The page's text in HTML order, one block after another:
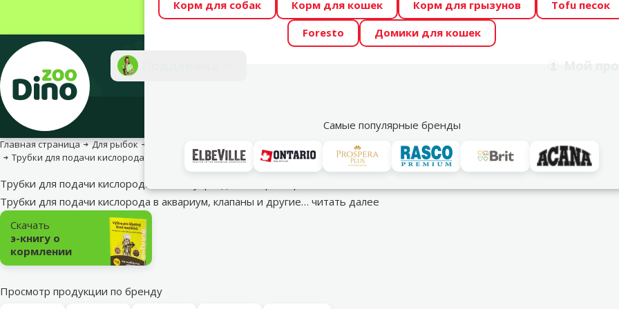
Весь месяц Dino Zoo предлагает отличные цены на ТОП-овые корма! 🍖
Фотоконкурс “GADA ŪSAIŅI”! Возможно Твой питомец станет звездой
Корм для собак Корм для кошек Корм для грызунов
Tofu песок
Foresto
Домики для кошек
Самые популярные бренды
Акции
Главная страница Для рыбок Аквариумное оборудование и запасные части
Компрессоры и аксессуары
Трубки для подачи кислорода и аксессуары для компрессора
Трубки для подачи кислорода и аксессуары для компрессора
Трубки для подачи кислорода в аквариум, клапаны и другие… читать далее
Подкатегория
Скачать
э-книгу о
кормлении
Просмотр продукции по бренду